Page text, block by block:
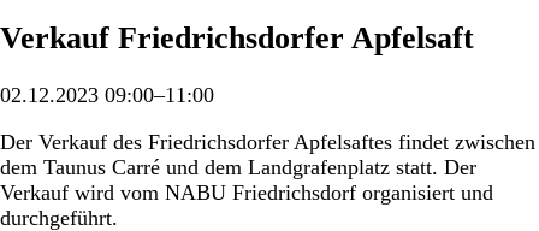
Verkauf Friedrichsdorfer Apfelsaft
02.12.2023 09:00–11:00
Der Verkauf des Friedrichsdorfer Apfelsaftes findet zwischen
dem Taunus Carré und dem Landgrafenplatz statt. Der
Verkauf wird vom NABU Friedrichsdorf organisiert und
durchgeführt.